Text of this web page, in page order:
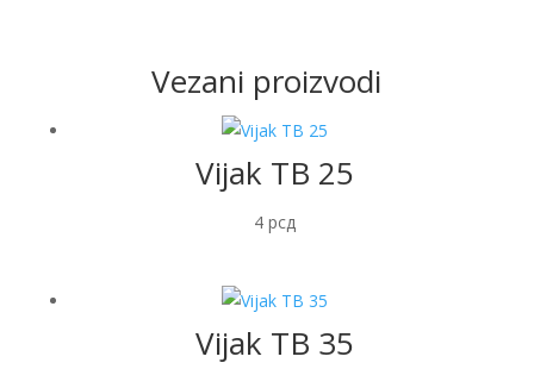
Vezani proizvodi
Vijak TB 25
4рсд
Vijak TB 35